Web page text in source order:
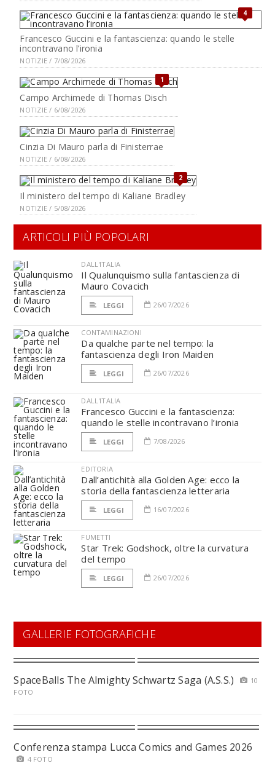
4
Francesco Guccini e la fantascienza: quando le stelle
incontravano l’ironia
NOTIZIE / 7/08/2026
1
Campo Archimede di Thomas Disch
NOTIZIE / 6/08/2026
Cinzia Di Mauro parla di Finisterrae
NOTIZIE / 6/08/2026
2
Il ministero del tempo di Kaliane Bradley
NOTIZIE / 5/08/2026
ARTICOLI PIÙ POPOLARI
DALL'ITALIA
Il Qualunquismo sulla fantascienza di
Mauro Covacich
LEGGI 26/07/2026
CONTAMINAZIONI
Da qualche parte nel tempo: la
fantascienza degli Iron Maiden
LEGGI 26/07/2026
DALL'ITALIA
Francesco Guccini e la fantascienza:
quando le stelle incontravano l’ironia
LEGGI 7/08/2026
EDITORIA
Dall’antichità alla Golden Age: ecco la
storia della fantascienza letteraria
LEGGI 16/07/2026
FUMETTI
Star Trek: Godshock, oltre la curvatura
del tempo
LEGGI 26/07/2026
GALLERIE FOTOGRAFICHE
SpaceBalls The Almighty Schwartz Saga (A.S.S.)
10
FOTO
Conferenza stampa Lucca Comics and Games 2026
4 FOTO